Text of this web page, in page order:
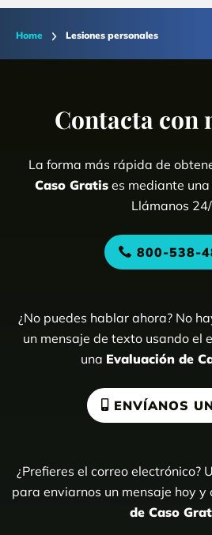
Home Lesiones personales
Contacta con
La forma más rápida de
Caso Gratis es mediante
Llámanos
800-538-
¿No puedes hablar ahora? No
un mensaje de texto usando el
una Evaluación de
ENVÍANOS
¿Prefieres el correo electrónico?
para enviarnos un mensaje hoy y
de Caso